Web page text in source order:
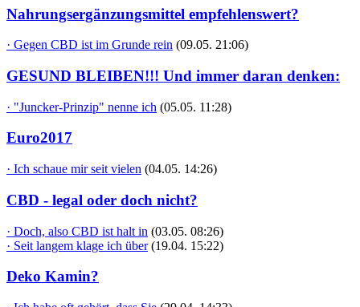
Nahrungsergänzungsmittel empfehlenswert?
· Gegen CBD ist im Grunde rein (09.05. 21:06)
GESUND BLEIBEN!!! Und immer daran denken:
· "Juncker-Prinzip" nenne ich (05.05. 11:28)
Euro2017
· Ich schaue mir seit vielen (04.05. 14:26)
CBD - legal oder doch nicht?
· Doch, also CBD ist halt in (03.05. 08:26)
· Seit langem klage ich über (19.04. 15:22)
Deko Kamin?